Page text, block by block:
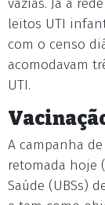
vazias. Já a
leitos UTI
com o censo
acomodavam
UTI.
A campanha
retomada hoje
Saúde (UBSs)